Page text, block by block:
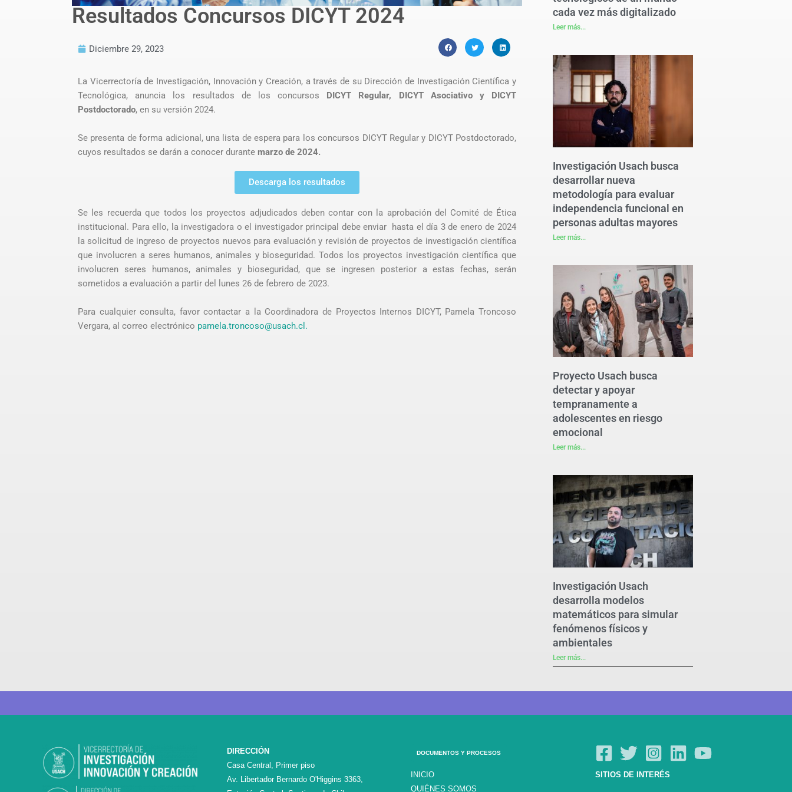
Resultados Concursos DICYT 2024
Diciembre 29, 2023
La Vicerrectoría de Investigación, Innovación y Creación, a través de su Dirección de Investigación Científica y
Tecnológica, anuncia los resultados de los concursos
DICYT Regular, DICYT Asociativo y DICYT
Postdoctorado, en su versión 2024.
Se presenta de forma adicional, una lista de espera para los concursos DICYT Regular y DICYT Postdoctorado,
cuyos resultados se darán a conocer durante marzo de 2024.
Descarga los resultados
Se les recuerda que todos los proyectos adjudicados deben contar con la aprobación del Comité de Ética
institucional. Para ello, la investigadora o el investigador principal debe enviar hasta el día 3 de enero de 2024
la solicitud de ingreso de proyectos nuevos para evaluación y revisión de proyectos de investigación científica
que involucren a seres humanos, animales y bioseguridad. Todos los proyectos investigación científica que
involucren seres humanos, animales y bioseguridad, que se ingresen posterior a estas fechas, serán
sometidos a evaluación a partir del lunes 26 de febrero de 2023.
Para cualquier consulta, favor contactar a la Coordinadora de Proyectos Internos DICYT, Pamela Troncoso
Vergara, al correo electrónico pamela.troncoso@usach.cl.
cada vez más digitalizado
Leer más...
Investigación Usach busca
desarrollar nueva
metodología para evaluar
independencia funcional en
personas adultas mayores
Leer más...
Proyecto Usach busca
detectar y apoyar
tempranamente a
adolescentes en riesgo
emocional
Leer más...
Investigación Usach
desarrolla modelos
matemáticos para simular
fenómenos físicos y
ambientales
Leer más...
DIRECCIÓN
Casa Central, Primer piso
Av. Libertador Bernardo O'Higgins 3363,
DOCUMENTOS Y PROCESOS
INICIO
QUIÉNES SOMOS
SITIOS DE INTERÉS